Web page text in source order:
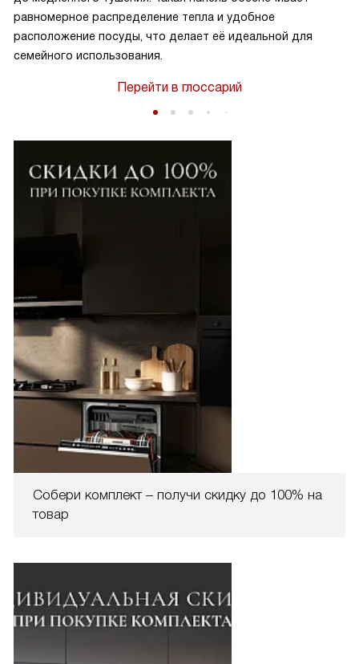
Собери комплект – получи скидку до 100% на
товар
равномерное распределение тепла и удобное
расположение посуды, что делает её идеальной для
семейного использования.
Перейти в глоссарий